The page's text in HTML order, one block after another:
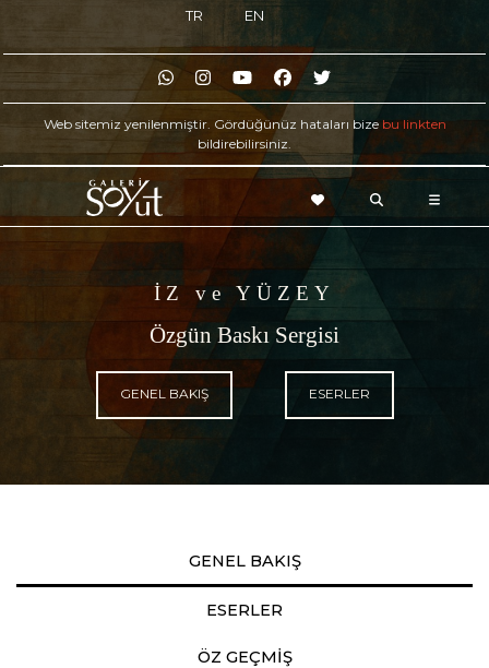
TR EN
Web sitemiz yenilenmiştir. Gördüğünüz hataları bize bu linkten
bildirebilirsiniz.
İZ ve YÜZEY
Özgün Baskı Sergisi
GENEL BAKIŞ ESERLER
GENEL BAKIŞ
ESERLER
ÖZ GEÇMİŞ